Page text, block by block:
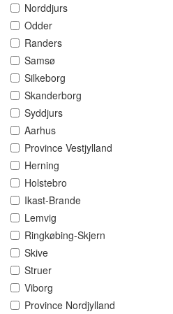
Norddjurs
Odder
Randers
Samsø
Silkeborg
Skanderborg
Syddjurs
Aarhus
Province Vestjylland
Herning
Holstebro
Ikast-Brande
Lemvig
Ringkøbing-Skjern
Skive
Struer
Viborg
Province Nordjylland